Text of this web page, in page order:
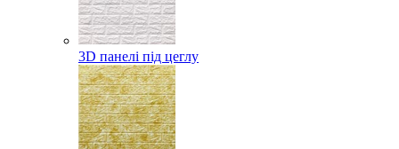
3D панелі під цеглу